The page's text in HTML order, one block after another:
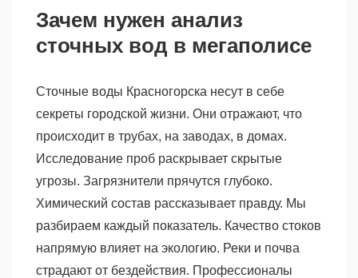
Зачем нужен анализ
сточных вод в мегаполисе
Сточные воды Красногорска несут в себе
секреты городской жизни. Они отражают, что
происходит в трубах, на заводах, в домах.
Исследование проб раскрывает скрытые
угрозы. Загрязнители прячутся глубоко.
Химический состав рассказывает правду. Мы
разбираем каждый показатель. Качество стоков
напрямую влияет на экологию. Реки и почва
страдают от бездействия. Профессионалы